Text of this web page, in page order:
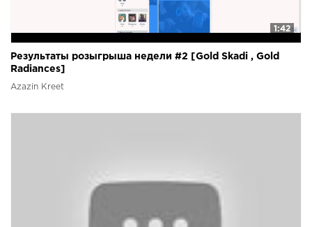
1:42
Результаты розыгрыша недели #2 [Gold Skadi , Gold
Radiances]
Azazin Kreet